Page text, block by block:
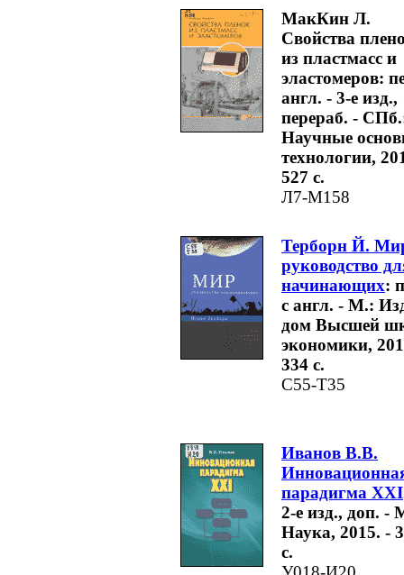
МакКин Л.
Свойства
из пластмасс и
эластомеров:
англ. - 3-е изд.,
перераб. -
Научные
технологии,
527 с.
Л7-М158
Терборн Й.
руководство
начинающих:
с англ. - М.:
дом Высшей
экономики,
334 с.
С55-Т35
Иванов В.В.
парадигма XXI
2-е изд., доп. -
Наука, 2015. -
с.